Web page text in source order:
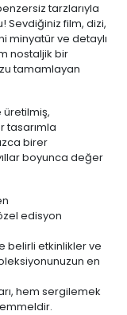
tarzlarıyla
Sevdiğiniz film, dizi,
minyatür ve detaylı
nostaljik bir
tamamlayan
tasarımla
birer
boyunca değer
edisyon
belirli etkinlikler ve
en
hem sergilemek